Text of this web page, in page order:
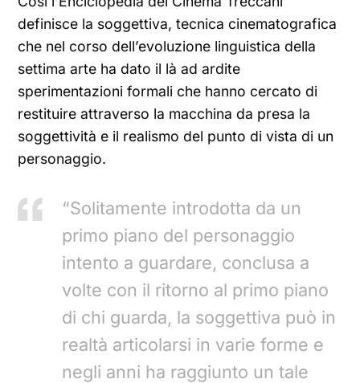
definisce la soggettiva, tecnica cinematografica
che nel corso dell’evoluzione linguistica della
settima arte ha dato il là ad ardite
sperimentazioni formali che hanno cercato di
restituire attraverso la macchina da presa la
soggettività e il realismo del punto di vista di un
personaggio.
“Solitamente introdotta da un
primo piano del personaggio
intento a guardare, conclusa a
volte con il ritorno al primo piano
di chi guarda, la soggettiva può in
realtà articolarsi in varie forme e
negli anni ha raggiunto un tale